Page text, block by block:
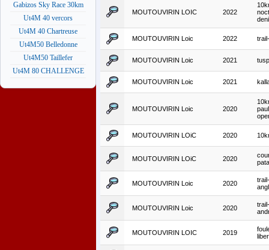
Gabizos Sky Race 30km
Ut4M 40 vercors
Ut4M 40 Chartreuse
Ut4M50 Belledonne
Ut4M50 Taillefer
Ut4M 80 CHALLENGE
MOUTOUVIRIN LOIC 2022
MOUTOUVIRIN Loic 2022
MOUTOUVIRIN Loic 2021
MOUTOUVIRIN Loic 2021
MOUTOUVIRIN Loic 2020
MOUTOUVIRIN LOiC 2020
MOUTOUVIRIN LOiC 2020
MOUTOUVIRIN Loic 2020
MOUTOUVIRIN Loic 2020
MOUTOUVIRIN LOIC 2019